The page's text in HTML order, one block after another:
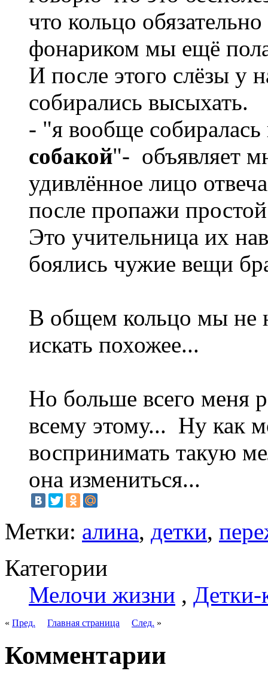
что кольцо
фонариком мы ещё
И после этого слёзы у
собирались высыхать.
- "я вообще собиралась
собакой"- объявляет
удивлённое лицо
после пропажи
Это учительница их
боялись чужие вещи
В общем кольцо мы не
искать похожее...
Но больше всего меня
всему этому... Ну как
воспринимать такую
она измениться...
Метки: алина, детки,
Категории
Мелочи жизни , Детки-
« Пред. Главная страница След. »
Комментарии